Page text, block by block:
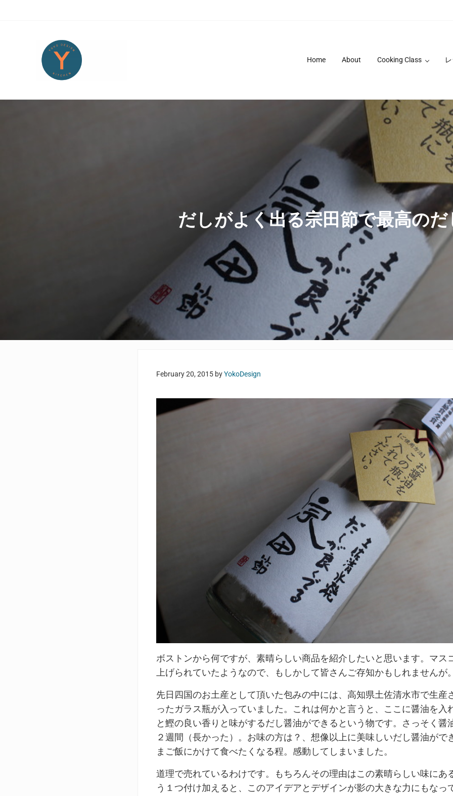
Home About Cooking Class
だしがよく出る宗田節で最高のだ
February 20, 2015 byYokoDesign
ボストンから何ですが、素晴らしい商品を紹介したいと思います。マス
上げられていたようなので、もしかして皆さんご存知かもしれませんが。
先日四国のお土産として頂いた包みの中には、高知県土佐清水市で生産
ったガラス瓶が入っていました。これは何かと言うと、ここに醤油を入
と鰹の良い香りと味がするだし醤油ができるという物です。さっそく醤
２週間（長かった）。お味の方は？、想像以上に美味しいだし醤油がで
まご飯にかけて食べたくなる程。感動してしまいました。
道理で売れているわけです。もちろんその理由はこの素晴らしい味にあ
う１つ付け加えると、このアイデアとデザインが影の大きな力にもなっ